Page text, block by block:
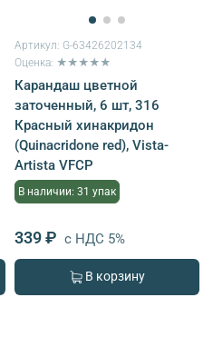
Артикул: G-63426202134
Оценка: ★★★★★
Карандаш цветной
заточенный, 6 шт, 316
Красный хинакридон
(Quinacridone red), Vista-
Artista VFCP
В наличии: 31 упак
339 ₽ с НДС 5%
В корзину